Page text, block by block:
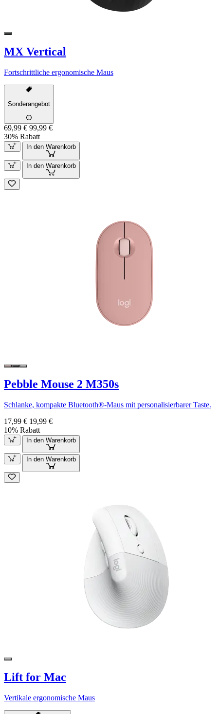
MX Vertical
Fortschrittliche ergonomische Maus
Sonderangebot
69,99 € 99,99 €
30% Rabatt
In den Warenkorb
In den Warenkorb
Pebble Mouse 2 M350s
Schlanke, kompakte Bluetooth®-Maus mit personalisierbarer Taste.
17,99 € 19,99 €
10% Rabatt
In den Warenkorb
In den Warenkorb
Lift for Mac
Vertikale ergonomische Maus